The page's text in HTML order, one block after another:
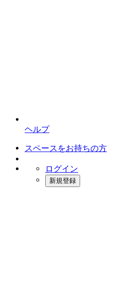
ヘルプ
スペースをお持ちの方
ログイン
新規登録